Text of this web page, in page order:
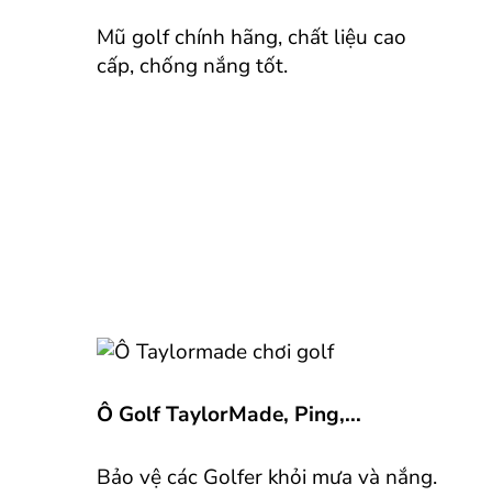
Mũ golf chính hãng, chất liệu cao
cấp, chống nắng tốt.
Ô Golf TaylorMade, Ping,...
Bảo vệ các Golfer khỏi mưa và nắng.